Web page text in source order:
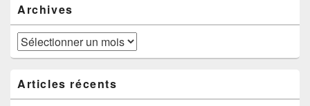
Archives
Archives
Articles récents